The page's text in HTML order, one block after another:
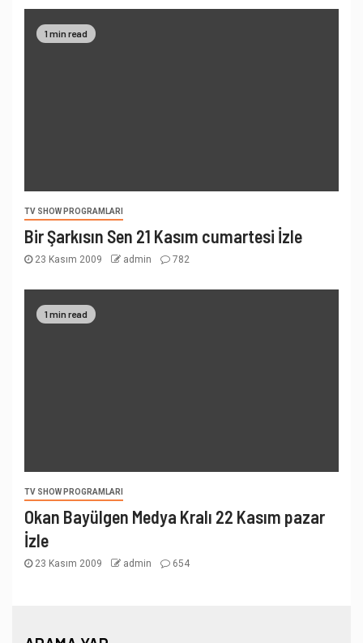
1 min read
TV SHOW PROGRAMLARI
Bir Şarkısın Sen 21 Kasım cumartesi İzle
23 Kasım 2009 admin 782
1 min read
TV SHOW PROGRAMLARI
Okan Bayülgen Medya Kralı 22 Kasım pazar
İzle
23 Kasım 2009 admin 654